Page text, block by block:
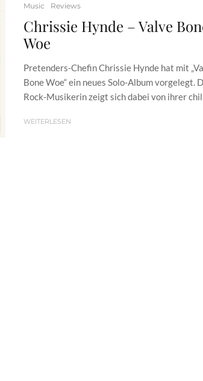
Music Reviews
Chrissie Hynde – Valve
Woe
Pretenders-Chefin Chrissie Hynde hat mit
Bone Woe“ ein neues Solo-Album vorgelegt.
Rock-Musikerin zeigt sich dabei von ihrer
WEITERLESEN